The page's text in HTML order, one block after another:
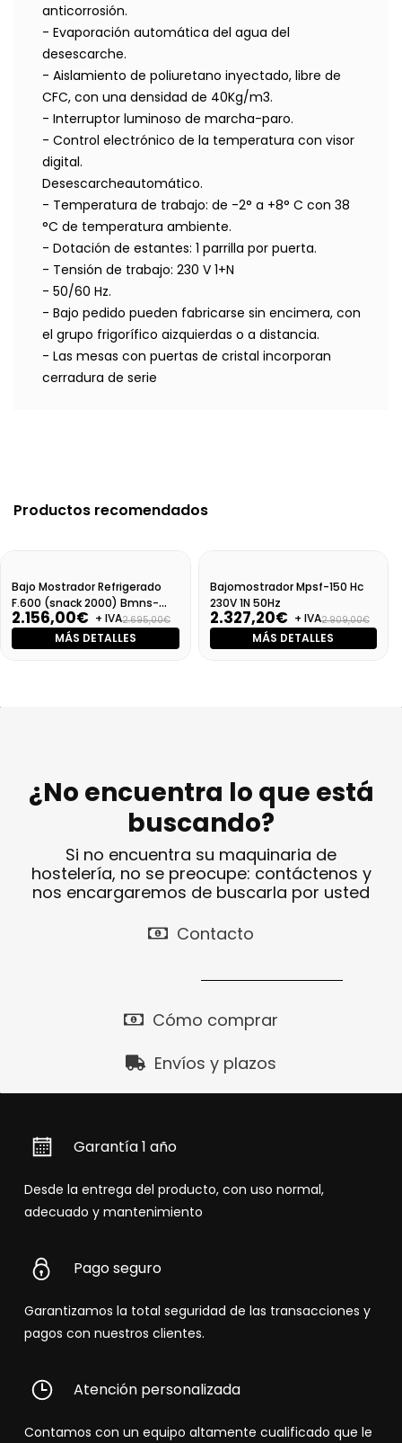
anticorrosión.
- Evaporación automática del agua del
desescarche.
- Aislamiento de poliuretano inyectado, libre de
CFC, con una densidad de 40Kg/m3.
- Interruptor luminoso de marcha-paro.
- Control electrónico de la temperatura con visor
digital.
Desescarcheautomático.
- Temperatura de trabajo: de -2° a +8° C con 38
°C de temperatura ambiente.
- Dotación de estantes: 1 parrilla por puerta.
- Tensión de trabajo: 230 V 1+N
- 50/60 Hz.
- Bajo pedido pueden fabricarse sin encimera, con
el grupo frigorífico aizquierdas o a distancia.
- Las mesas con puertas de cristal incorporan
cerradura de serie
Productos recomendados
Bajo Mostrador Refrigerado
F.600 (snack 2000) Bmns-
2000 (derecha)
2.156,00€ + IVA2.695,00€
MÁS DETALLES
Bajomostrador Mpsf-150 Hc
230V 1N 50Hz
2.327,20€ + IVA2.909,00€
MÁS DETALLES
¿No encuentra lo que está
buscando?
Si no encuentra su maquinaria de
hostelería, no se preocupe: contáctenos y
nos encargaremos de buscarla por usted
Contacto
Cómo comprar
Envíos y plazos
Garantía 1 año
Desde la entrega del producto, con uso normal,
adecuado y mantenimiento
Pago seguro
Garantizamos la total seguridad de las transacciones y
pagos con nuestros clientes.
Atención personalizada
Contamos con un equipo altamente cualificado que le